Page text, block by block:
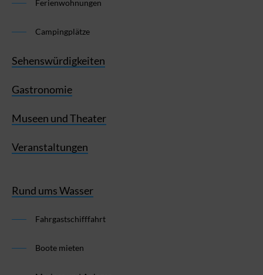
Ferienwohnungen
Campingplätze
Sehenswürdigkeiten
Gastronomie
Museen und Theater
Veranstaltungen
Rund ums Wasser
Fahrgastschifffahrt
Boote mieten